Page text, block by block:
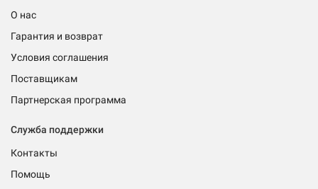
О нас
Гарантия и возврат
Условия соглашения
Поставщикам
Партнерская программа
Служба поддержки
Контакты
Помощь